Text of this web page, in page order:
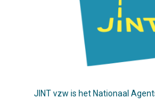
JINT vzw is het Nationaal